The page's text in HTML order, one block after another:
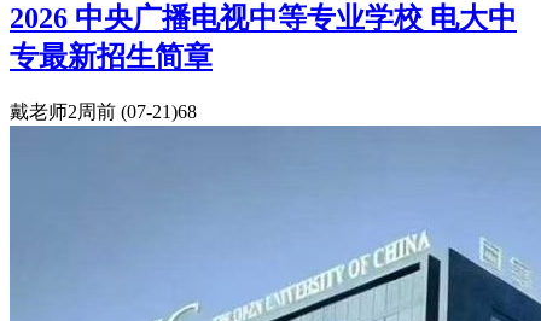
2026 中央广播电视中等专业学校 电大中
专最新招生简章
戴老师2周前 (07-21)68